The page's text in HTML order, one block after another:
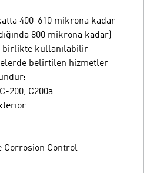
400-610 mikrona kadar
800 mikrona kadar)
birlikte kullanılabilir
belirtilen hizmetler
200, C200a
Corrosion Control